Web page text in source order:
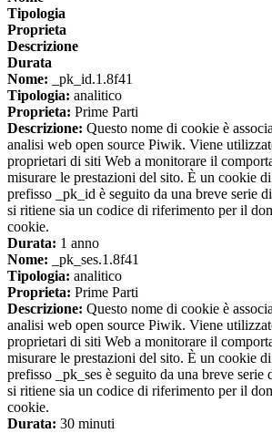
Tipologia
Proprieta
Descrizione
Durata
Nome: _pk_id.1.8f41
Tipologia: analitico
Proprieta: Prime Parti
Descrizione: Questo nome di cookie è
analisi web open source Piwik. Viene
proprietari di siti Web a monitorare il
misurare le prestazioni del sito. È un cookie
prefisso _pk_id è seguito da una breve serie
si ritiene sia un codice di riferimento per il
cookie.
Durata: 1 anno
Nome: _pk_ses.1.8f41
Tipologia: analitico
Proprieta: Prime Parti
Descrizione: Questo nome di cookie è
analisi web open source Piwik. Viene
proprietari di siti Web a monitorare il
misurare le prestazioni del sito. È un cookie
prefisso _pk_ses è seguito da una breve serie
si ritiene sia un codice di riferimento per il
cookie.
Durata: 30 minuti